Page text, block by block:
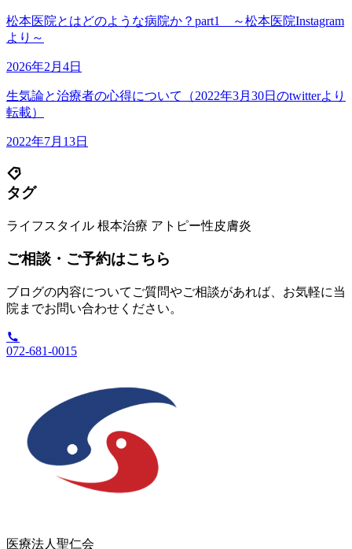
松本医院とはどのような病院か？part1 ～松本医院Instagram
より～
2026年2月4日
生気論と治療者の心得について（2022年3月30日のtwitterより
転載）
2022年7月13日
タグ
ライフスタイル 根本治療 アトピー性皮膚炎
ご相談・ご予約はこちら
ブログの内容についてご質問やご相談があれば、お気軽に当
院までお問い合わせください。
072-681-0015
医療法人聖仁会